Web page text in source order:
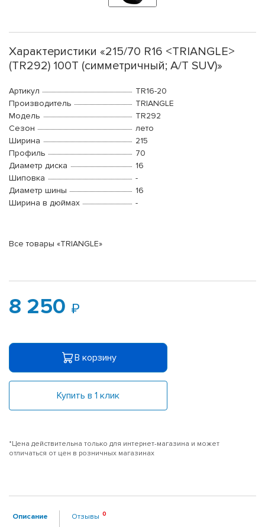
Характеристики «215/70 R16 <TRIANGLE>
(TR292) 100T (симметричный; A/T SUV)»
Артикул
TR16-20
Производитель
TRIANGLE
Модель
TR292
Сезон
лето
Ширина
215
Профиль
70
Диаметр диска
16
Шиповка
-
Диаметр шины
16
Ширина в дюймах
-
Все товары «TRIANGLE»
8 250
В корзину
Купить в 1 клик
*Цена действительна только для интернет-магазина и может
отличаться от цен в розничных магазинах
Описание Отзывы